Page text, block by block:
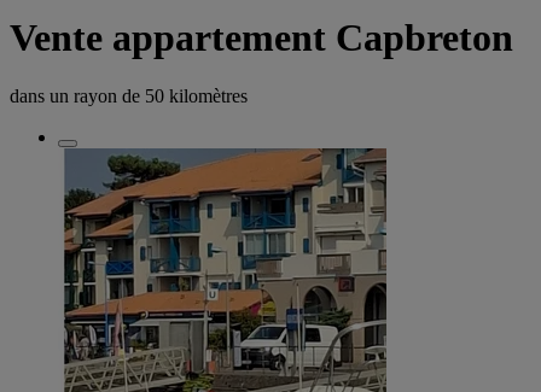
Vente appartement Capbreton
dans un rayon de 50 kilomètres